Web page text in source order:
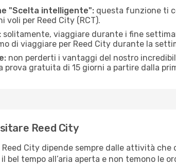
"Scelta intelligente": questa funzione ti
per Reed City (RCT).
solitamente, viaggiare durante i fine
di viaggiare per Reed City durante la
non perderti i vantaggi del nostro
prova gratuita di 15 giorni a partire dalla
Reed City
City dipende sempre dalle attività
bel tempo all’aria aperta e non temono